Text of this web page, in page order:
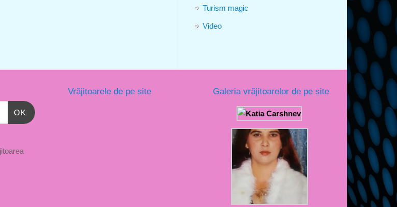
Turism magic
Video
OK
Vrăjitoarele de pe site Galeria vrăjitoarelor de pe site